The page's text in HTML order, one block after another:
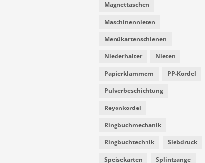
Magnettaschen
Maschinennieten
Menükartenschienen
Niederhalter Nieten
Papierklammern PP-Kordel
Pulverbeschichtung
Reyonkordel
Ringbuchmechanik
Ringbuchtechnik Siebdruck
Speisekarten Splintzange